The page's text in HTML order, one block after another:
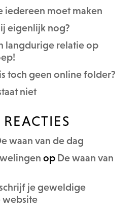
iedereen moet maken
eigenlijk nog?
langdurige relatie op
toch geen online folder?
niet
waan van de dag
op De waan van
je geweldige
website